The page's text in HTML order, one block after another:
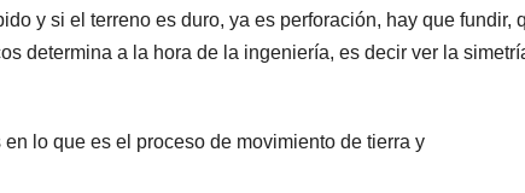
y si el terreno es duro, ya es perforación, hay que fundir,
determina a la hora de la ingeniería, es decir ver la
lo que es el proceso de movimiento de tierra y